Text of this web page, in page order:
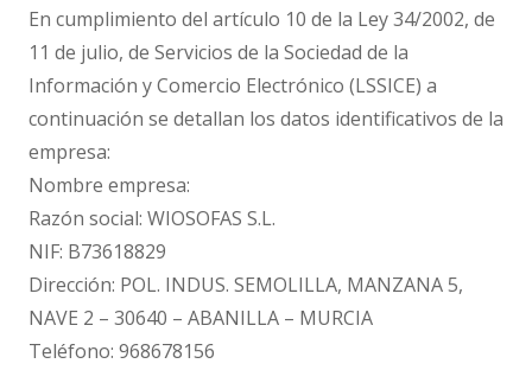
En cumplimiento del artículo 10 de la Ley 34/2002, de
11 de julio, de Servicios de la Sociedad de la
Información y Comercio Electrónico (LSSICE) a
continuación se detallan los datos identificativos de la
empresa:
Nombre empresa:
Razón social: WIOSOFAS S.L.
NIF: B73618829
Dirección: POL. INDUS. SEMOLILLA, MANZANA 5,
NAVE 2 – 30640 – ABANILLA – MURCIA
Teléfono: 968678156